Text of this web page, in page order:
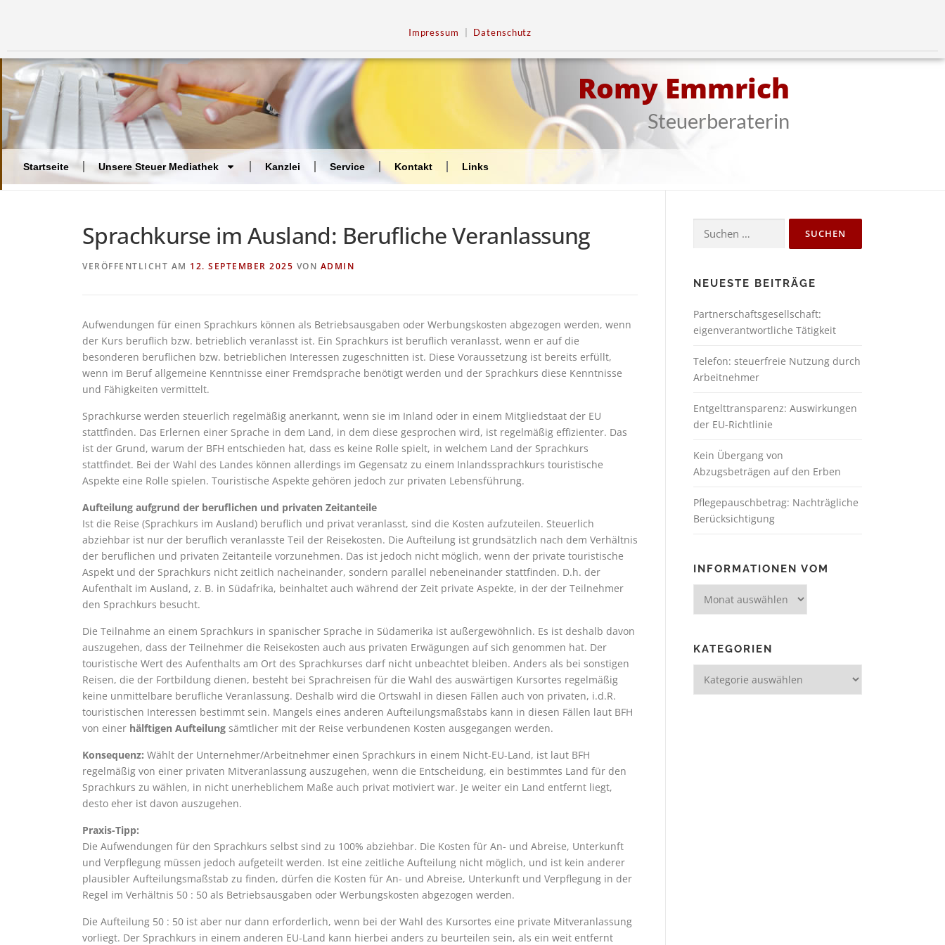
Impressum Datenschutz
Romy Emmrich
Steuerberaterin
Startseite Unsere Steuer Mediathek Kanzlei Service Kontakt Links
Sprachkurse im Ausland: Berufliche Veranlassung
VERÖFFENTLICHT AM 12. SEPTEMBER 2025 VON ADMIN
Aufwendungen für einen Sprachkurs können als Betriebsausgaben oder Werbungskosten abgezogen werden, wenn
der Kurs beruflich bzw. betrieblich veranlasst ist. Ein Sprachkurs ist beruflich veranlasst, wenn er auf die
besonderen beruflichen bzw. betrieblichen Interessen zugeschnitten ist. Diese Voraussetzung ist bereits erfüllt,
wenn im Beruf allgemeine Kenntnisse einer Fremdsprache benötigt werden und der Sprachkurs diese Kenntnisse
und Fähigkeiten vermittelt.
Sprachkurse werden steuerlich regelmäßig anerkannt, wenn sie im Inland oder in einem Mitgliedstaat der EU
stattfinden. Das Erlernen einer Sprache in dem Land, in dem diese gesprochen wird, ist regelmäßig effizienter. Das
ist der Grund, warum der BFH entschieden hat, dass es keine Rolle spielt, in welchem Land der Sprachkurs
stattfindet. Bei der Wahl des Landes können allerdings im Gegensatz zu einem Inlandssprachkurs touristische
Aspekte eine Rolle spielen. Touristische Aspekte gehören jedoch zur privaten Lebensführung.
Aufteilung aufgrund der beruflichen und privaten Zeitanteile
Ist die Reise (Sprachkurs im Ausland) beruflich und privat veranlasst, sind die Kosten aufzuteilen. Steuerlich
abziehbar ist nur der beruflich veranlasste Teil der Reisekosten. Die Aufteilung ist grundsätzlich nach dem Verhältnis
der beruflichen und privaten Zeitanteile vorzunehmen. Das ist jedoch nicht möglich, wenn der private touristische
Aspekt und der Sprachkurs nicht zeitlich nacheinander, sondern parallel nebeneinander stattfinden. D.h. der
Aufenthalt im Ausland, z. B. in Südafrika, beinhaltet auch während der Zeit private Aspekte, in der der Teilnehmer
den Sprachkurs besucht.
Die Teilnahme an einem Sprachkurs in spanischer Sprache in Südamerika ist außergewöhnlich. Es ist deshalb davon
auszugehen, dass der Teilnehmer die Reisekosten auch aus privaten Erwägungen auf sich genommen hat. Der
touristische Wert des Aufenthalts am Ort des Sprachkurses darf nicht unbeachtet bleiben. Anders als bei sonstigen
Reisen, die der Fortbildung dienen, besteht bei Sprachreisen für die Wahl des auswärtigen Kursortes regelmäßig
keine unmittelbare berufliche Veranlassung. Deshalb wird die Ortswahl in diesen Fällen auch von privaten, i.d.R.
touristischen Interessen bestimmt sein. Mangels eines anderen Aufteilungsmaßstabs kann in diesen Fällen laut BFH
von einer hälftigen Aufteilung sämtlicher mit der Reise verbundenen Kosten ausgegangen werden.
Konsequenz: Wählt der Unternehmer/Arbeitnehmer einen Sprachkurs in einem Nicht-EU-Land, ist laut BFH
regelmäßig von einer privaten Mitveranlassung auszugehen, wenn die Entscheidung, ein bestimmtes Land für den
Sprachkurs zu wählen, in nicht unerheblichem Maße auch privat motiviert war. Je weiter ein Land entfernt liegt,
desto eher ist davon auszugehen.
Praxis-Tipp:
Die Aufwendungen für den Sprachkurs selbst sind zu 100% abziehbar. Die Kosten für An- und Abreise, Unterkunft
und Verpflegung müssen jedoch aufgeteilt werden. Ist eine zeitliche Aufteilung nicht möglich, und ist kein anderer
plausibler Aufteilungsmaßstab zu finden, dürfen die Kosten für An- und Abreise, Unterkunft und Verpflegung in der
Regel im Verhältnis 50 : 50 als Betriebsausgaben oder Werbungskosten abgezogen werden.
Die Aufteilung 50 : 50 ist aber nur dann erforderlich, wenn bei der Wahl des Kursortes eine private Mitveranlassung
vorliegt. Der Sprachkurs in einem anderen EU-Land kann hierbei anders zu beurteilen sein, als ein weit entfernt
NEUESTE BEITRÄGE
Partnerschaftsgesellschaft:
eigenverantwortliche Tätigkeit
Telefon: steuerfreie Nutzung durch
Arbeitnehmer
Entgelttransparenz: Auswirkungen
der EU-Richtlinie
Kein Übergang von
Abzugsbeträgen auf den Erben
Pflegepauschbetrag: Nachträgliche
Berücksichtigung
INFORMATIONEN VOM
KATEGORIEN